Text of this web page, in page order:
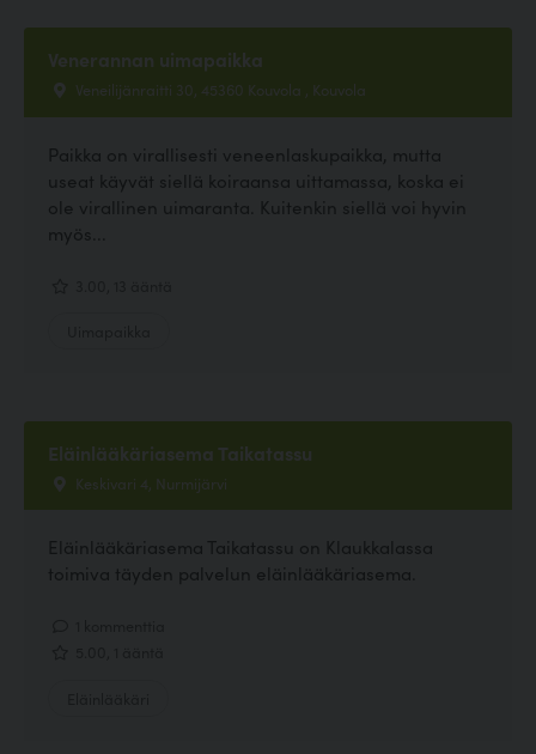
Venerannan uimapaikka
Veneilijänraitti 30, 45360 Kouvola , Kouvola
Paikka on virallisesti veneenlaskupaikka, mutta
useat käyvät siellä koiraansa uittamassa, koska ei
ole virallinen uimaranta. Kuitenkin siellä voi hyvin
myös...
Eläinlääkäriasema Taikatassu
Keskivari 4, Nurmijärvi
Eläinlääkäriasema Taikatassu on Klaukkalassa
toimiva täyden palvelun eläinlääkäriasema.